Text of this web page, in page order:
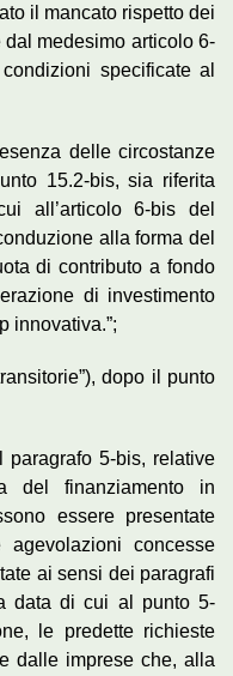
il mancato rispetto dei
medesimo articolo 6-
specificate al
delle circostanze
15.2-bis, sia riferita
all’articolo 6-bis del
alla forma del
di contributo a fondo
di investimento
innovativa.”;
dopo il punto
paragrafo 5-bis, relative
del finanziamento in
essere presentate
concesse
ai sensi dei paragrafi
data di cui al punto 5-
le predette richieste
dalle imprese che, alla